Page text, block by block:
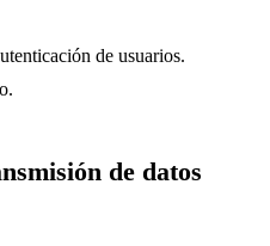
de usuarios.
de datos